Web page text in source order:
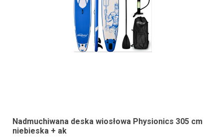
Nadmuchiwana deska wiosłowa Physionics 305 cm
niebieska + ak